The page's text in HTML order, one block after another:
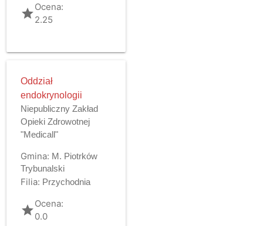
gradeOcena:
2.25
Oddział
endokrynologii
Niepubliczny Zakład
Opieki Zdrowotnej
"Medicall"
Gmina: M. Piotrków
Trybunalski
Filia: Przychodnia
gradeOcena:
0.0